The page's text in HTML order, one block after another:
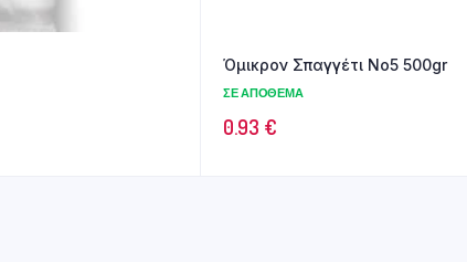
Όμικρον Σπαγγέτι Νο5 500gr
ΣΕ ΑΠΌΘΕΜΑ
0.93 €